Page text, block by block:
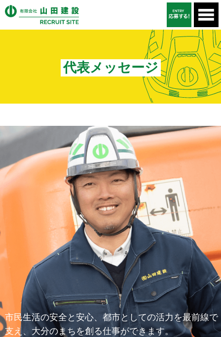
代表メッセージ
市民生活の安全と安心、都市としての活力を最前線で
支え、大分のまちを創る仕事ができます。